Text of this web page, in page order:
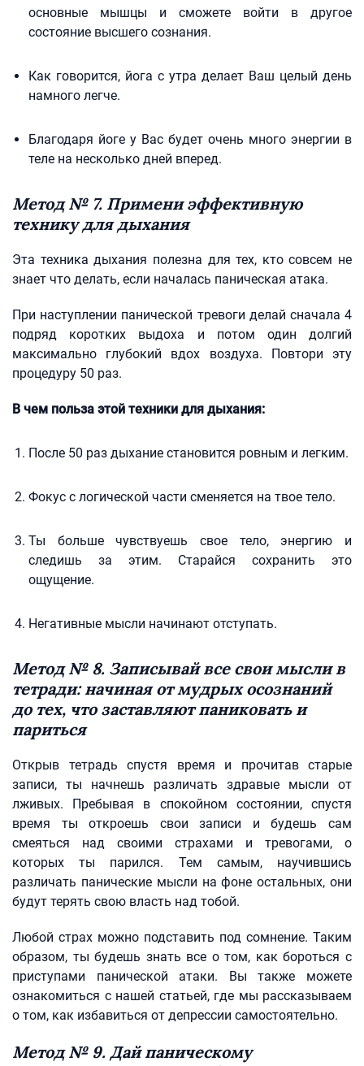
основные мышцы и сможете войти в другое
состояние высшего сознания.
Как говорится, йога с утра делает Ваш целый день
намного легче.
Благодаря йоге у Вас будет очень много энергии в
теле на несколько дней вперед.
Метод № 7. Примени эффективную
технику для дыхания
Эта техника дыхания полезна для тех, кто совсем не
знает что делать, если началась паническая атака.
При наступлении панической тревоги делай сначала 4
подряд коротких выдоха и потом один долгий
максимально глубокий вдох воздуха. Повтори эту
процедуру 50 раз.
В чем польза этой техники для дыхания:
После 50 раз дыхание становится ровным и легким.
Фокус с логической части сменяется на твое тело.
Ты больше чувствуешь свое тело, энергию и
следишь за этим. Старайся сохранить это
ощущение.
Негативные мысли начинают отступать.
Метод № 8. Записывай все свои мысли в
тетради: начиная от мудрых осознаний
до тех, что заставляют паниковать и
париться
Открыв тетрадь спустя время и прочитав старые
записи, ты начнешь различать здравые мысли от
лживых. Пребывая в спокойном состоянии, спустя
время ты откроешь свои записи и будешь сам
смеяться над своими страхами и тревогами, о
которых ты парился. Тем самым, научившись
различать панические мысли на фоне остальных, они
будут терять свою власть над тобой.
Любой страх можно подставить под сомнение. Таким
образом, ты будешь знать все о том, как бороться с
приступами панической атаки. Вы также можете
ознакомиться с нашей статьей, где мы рассказываем
о том, как избавиться от депрессии самостоятельно.
Метод № 9. Дай паническому